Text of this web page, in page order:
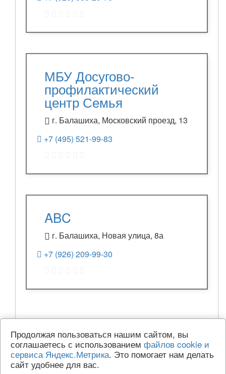
МБУ Досугово-
профилактический
центр Семья
г. Балашиха, Московский проезд, 13
+7 (495) 521-99-83
ABC
г. Балашиха, Новая улица, 8а
+7 (926) 209-99-30
© 2015-2026 | iseducate.ru — Образовательный портал.
Использование сайта (размещение организации в каталоге, отзывов и
Продолжая пользоваться нашим сайтом, вы
соглашаетесь с использованием файлов cookie и
сервиса Яндекс.Метрика. Это помогает нам делать
сайт удобнее для вас.